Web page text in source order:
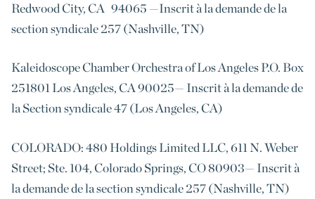
Redwood City, CA 94065 —Inscrit à la demande de la
section syndicale 257 (Nashville, TN)
Kaleidoscope Chamber Orchestra of Los Angeles P.O. Box
251801 Los Angeles, CA 90025— Inscrit à la demande de
la Section syndicale 47 (Los Angeles, CA)
COLORADO: 480 Holdings Limited LLC, 611 N. Weber
Street; Ste. 104, Colorado Springs, CO 80903— Inscrit à
la demande de la section syndicale 257 (Nashville, TN)